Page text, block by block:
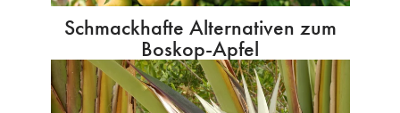
Schmackhafte Alternativen zum
Boskop-Apfel